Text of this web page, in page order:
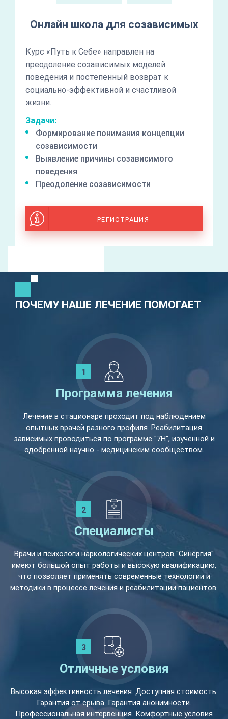
Онлайн школа для созависимых
Курс «Путь к Себе» направлен на
преодоление созависимых моделей
поведения и постепенный возврат к
социально-эффективной и счастливой
жизни.
Задачи:
Формирование понимания концепции
созависимости
Выявление причины созависимого
поведения
Преодоление созависимости
РЕГИСТРАЦИЯ
ПОЧЕМУ НАШЕ ЛЕЧЕНИЕ ПОМОГАЕТ
Программа лечения
Лечение в стационаре проходит под наблюдением
опытных врачей разного профиля. Реабилитация
зависимых проводиться по программе "7Н", изученной и
одобренной научно - медицинским сообществом.
Специалисты
Врачи и психологи наркологических центров "Синергия"
имеют большой опыт работы и высокую квалификацию,
что позволяет применять современные технологии и
методики в процессе лечения и реабилитации пациентов.
Отличные условия
Высокая эффективность лечения. Доступная стоимость.
Гарантия от срыва. Гарантия анонимности.
Профессиональная интервенция. Комфортные условия